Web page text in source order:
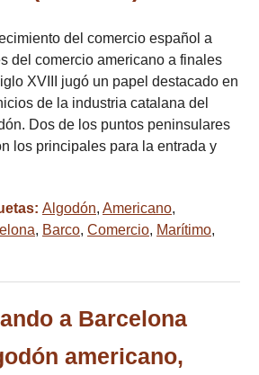
del comercio español a
del comercio americano a finales
XVIII jugó un papel destacado en
de la industria catalana del
Dos de los puntos peninsulares
los principales para la entrada y
Algodón, Americano,
, Barco, Comercio, Marítimo,
a Barcelona
americano,